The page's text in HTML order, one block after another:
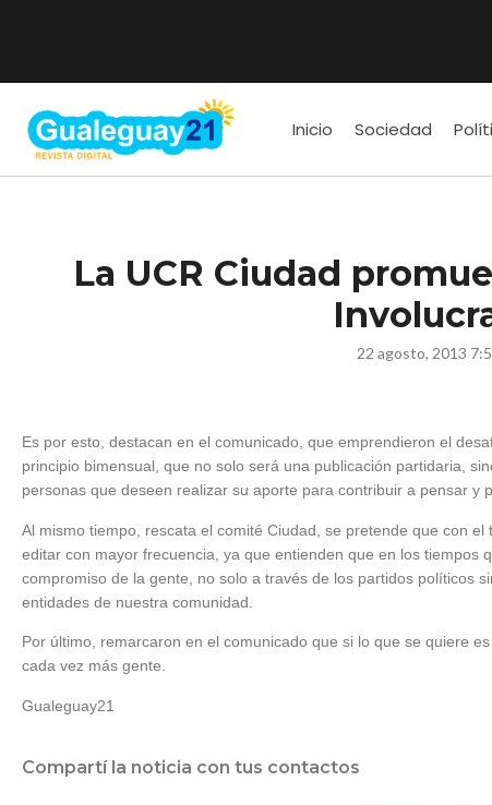
Inicio Sociedad
La UCR Ciudad
22 agosto, 2013
Es por esto, destacan en el comunicado, que emprendieron el
principio bimensual, que no solo será una publicación partidaria,
personas que deseen realizar su aporte para contribuir a pensar y
Al mismo tiempo, rescata el comité Ciudad, se pretende que con
editar con mayor frecuencia, ya que entienden que en los tiempos
compromiso de la gente, no solo a través de los partidos políticos
entidades de nuestra comunidad.
Por último, remarcaron en el comunicado que si lo que se quiere
cada vez más gente.
Gualeguay21
Compartí la noticia con tus contactos